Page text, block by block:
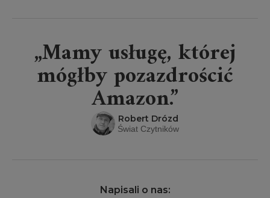
„Mamy usługę, której
mógłby pozazdrościć
Amazon.”
Robert Drózd
Świat Czytników
Napisali o nas: